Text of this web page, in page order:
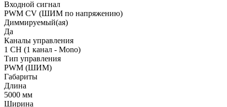
Входной сигнал
PWM СV (ШИМ по напряжению)
Диммируемый(ая)
Да
Каналы управления
1 CH (1 канал - Mono)
Тип управления
PWM (ШИМ)
Габариты
Длина
5000 мм
Ширина